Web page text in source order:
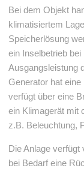
Bei dem Objekt
klimatisiertem
Speicherlösung
ein Inselbetrieb
Ausgangsleistung
Generator hat
verfügt über eine
ein Klimagerät mit
z.B. Beleuchtung,
Die Anlage
bei Bedarf eine